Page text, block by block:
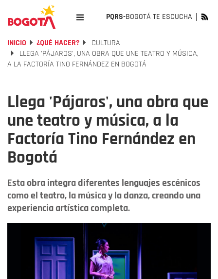
PQRS-BOGOTÁ TE ESCUCHA
INICIO ¿QUÉ HACER?
CULTURA
LLEGA 'PÁJAROS', UNA OBRA QUE UNE TEATRO Y MÚSICA,
A LA FACTORÍA TINO FERNÁNDEZ EN BOGOTÁ
Llega 'Pájaros', una obra que
une teatro y música, a la
Factoría Tino Fernández en
Bogotá
Esta obra integra diferentes lenguajes escénicos
como el teatro, la música y la danza, creando una
experiencia artística completa.